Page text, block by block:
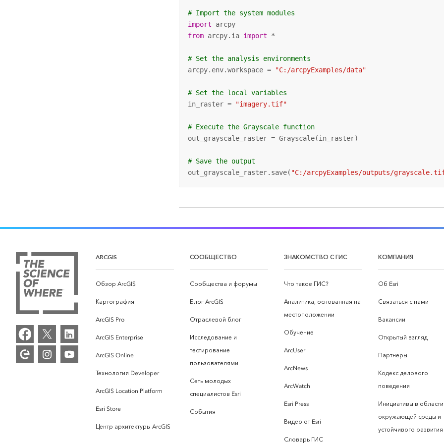
# Import the system modules
import
from arcpy.ia import *
# Set the analysis environments
arcpy.env.workspace =
"C:/arcpyExamples/data"
# Set the local variables
in_raster =
"imagery.tif"
# Execute the Grayscale function
out_grayscale_raster = Grayscale(in_raster)
# Save the output
out_grayscale_raster.save( "C:/arcpyExamples/outputs/
ARCGIS
Обзор ArcGIS
Картография
ArcGIS Pro
ArcGIS Enterprise
ArcGIS Online
Технология Developer
ArcGIS Location Platform
Esri Store
Центр архитектуры ArcGIS
СООБЩЕСТВО
Сообщества и форумы
Блог ArcGIS
Отраслевой блог
Исследование и
тестирование
пользователями
Сеть молодых
специалистов Esri
События
ЗНАКОМСТВО С ГИС
Что такое ГИС?
Аналитика, основанная на
местоположении
Обучение
ArcUser
ArcNews
ArcWatch
Esri Press
Видео от Esri
Словарь ГИС
КОМПАНИЯ
Об Esri
Связаться с нами
Вакансии
Открытый взгляд
Партнеры
Кодекс делового
поведения
Инициативы в области
окружающей среды и
устойчивого развития